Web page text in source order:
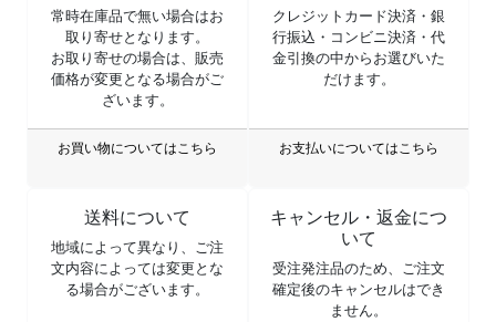
常時在庫品で無い場合はお
取り寄せとなります。
お取り寄せの場合は、販売
価格が変更となる場合がご
ざいます。
お買い物についてはこちら
クレジットカード決済・銀
行振込・コンビニ決済・代
金引換の中からお選びいた
だけます。
お支払いについてはこちら
送料について
地域によって異なり、ご注
文内容によっては変更とな
る場合がございます。
キャンセル・返金につ
いて
受注発注品のため、ご注文
確定後のキャンセルはでき
ません。